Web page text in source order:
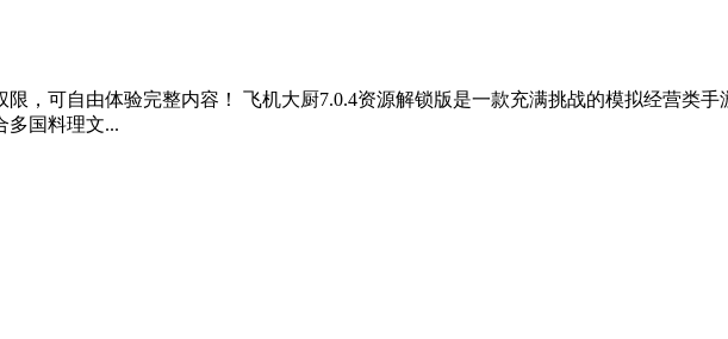
，可自由体验完整内容！ 飞机大厨7.0.4资源解锁版是一款充满挑战的模拟经营类
多国料理文...